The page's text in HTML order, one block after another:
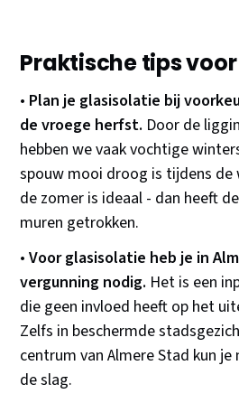
Praktische tips
• Plan je glasisolatie bij
de vroege herfst. Door de
hebben we vaak vochtige
spouw mooi droog is tijdens de
de zomer is ideaal - dan heeft
muren getrokken.
•Voor glasisolatie heb je in
vergunning nodig. Het is een
die geen invloed heeft op het
Zelfs in beschermde
centrum van Almere Stad kun
de slag.